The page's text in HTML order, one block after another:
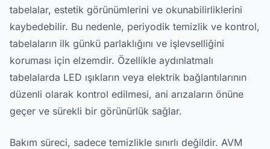
tabelalar, estetik görünümlerini ve okunabilirliklerini
kaybedebilir. Bu nedenle, periyodik temizlik ve kontrol,
tabelaların ilk günkü parlaklığını ve işlevselliğini
koruması için elzemdir. Özellikle aydınlatmalı
tabelalarda LED ışıkların veya elektrik bağlantılarının
düzenli olarak kontrol edilmesi, ani arızaların önüne
geçer ve sürekli bir görünürlük sağlar.
Bakım süreci, sadece temizlikle sınırlı değildir. AVM